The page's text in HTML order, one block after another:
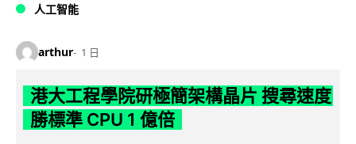
人工智能
arthur 1 日
港大工程學院研極簡架構晶片 搜尋速度
勝標準 CPU 1 億倍